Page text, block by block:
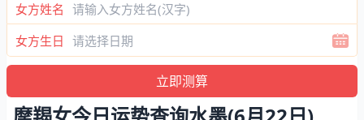
女方姓名
女方生日